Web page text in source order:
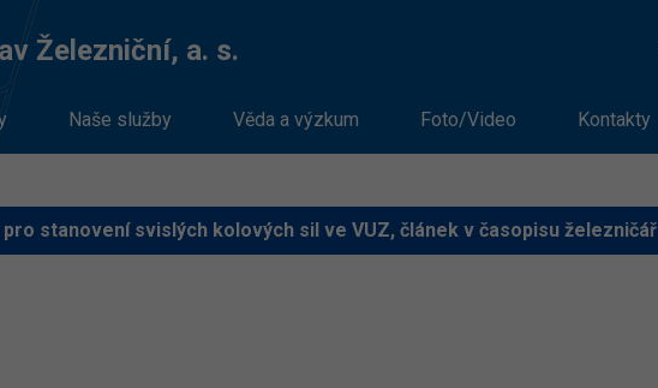
Železniční, a. s.
Naše služby Věda a výzkum Foto/Video Kontakty
stanovení svislých kolových sil ve VUZ, článek v časopisu železničář